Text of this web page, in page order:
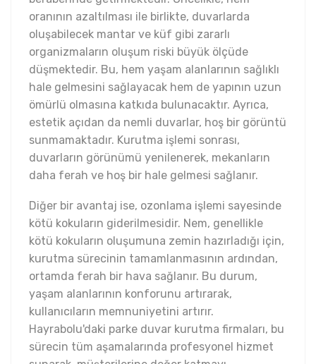
oranının azaltılması ile birlikte, duvarlarda
oluşabilecek mantar ve küf gibi zararlı
organizmaların oluşum riski büyük ölçüde
düşmektedir. Bu, hem yaşam alanlarının sağlıklı
hale gelmesini sağlayacak hem de yapının uzun
ömürlü olmasına katkıda bulunacaktır. Ayrıca,
estetik açıdan da nemli duvarlar, hoş bir görüntü
sunmamaktadır. Kurutma işlemi sonrası,
duvarların görünümü yenilenerek, mekanların
daha ferah ve hoş bir hale gelmesi sağlanır.
Diğer bir avantaj ise, ozonlama işlemi sayesinde
kötü kokuların giderilmesidir. Nem, genellikle
kötü kokuların oluşumuna zemin hazırladığı için,
kurutma sürecinin tamamlanmasının ardından,
ortamda ferah bir hava sağlanır. Bu durum,
yaşam alanlarının konforunu artırarak,
kullanıcıların memnuniyetini artırır.
Hayrabolu'daki parke duvar kurutma firmaları, bu
sürecin tüm aşamalarında profesyonel hizmet